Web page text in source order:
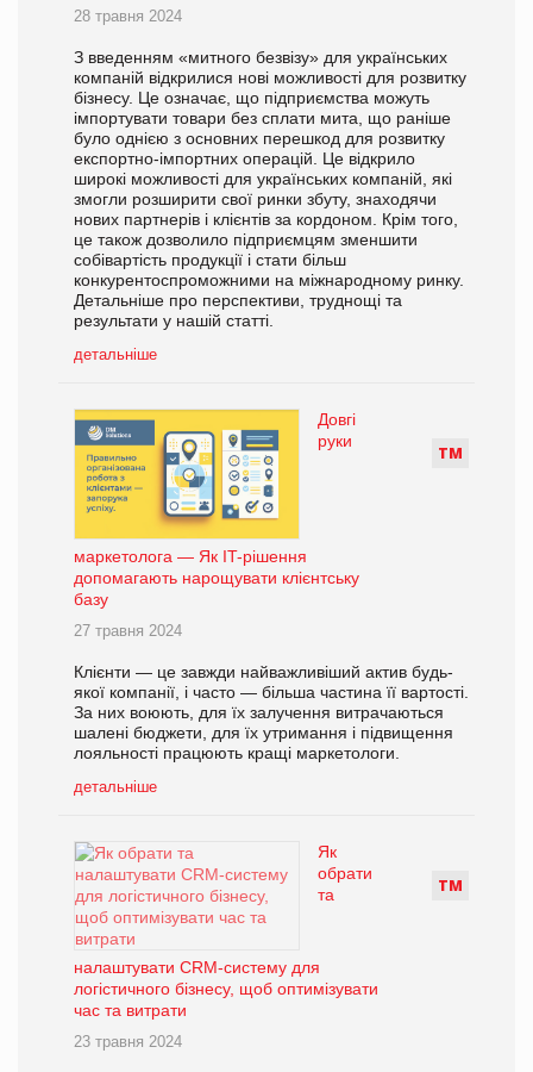
28 травня 2024
З введенням «митного безвізу» для українських
компаній відкрилися нові можливості для розвитку
бізнесу. Це означає, що підприємства можуть
імпортувати товари без сплати мита, що раніше
було однією з основних перешкод для розвитку
експортно-імпортних операцій. Це відкрило
широкі можливості для українських компаній, які
змогли розширити свої ринки збуту, знаходячи
нових партнерів і клієнтів за кордоном. Крім того,
це також дозволило підприємцям зменшити
собівартість продукції і стати більш
конкурентоспроможними на міжнародному ринку.
Детальніше про перспективи, труднощі та
результати у нашій статті.
детальніше
ТМ
Довгі
руки
маркетолога — Як IT-рішення
допомагають нарощувати клієнтську
базу
27 травня 2024
Клієнти — це завжди найважливіший актив будь-
якої компанії, і часто — більша частина її вартості.
За них воюють, для їх залучення витрачаються
шалені бюджети, для їх утримання і підвищення
лояльності працюють кращі маркетологи.
детальніше
ТМ
Як
обрати
та
налаштувати CRM-систему для
логістичного бізнесу, щоб оптимізувати
час та витрати
23 травня 2024